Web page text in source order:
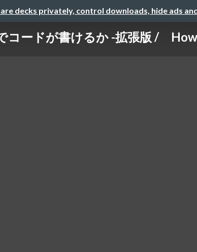
decks privately, control downloads, hide ads
コードが書けるか -拡張版 / How